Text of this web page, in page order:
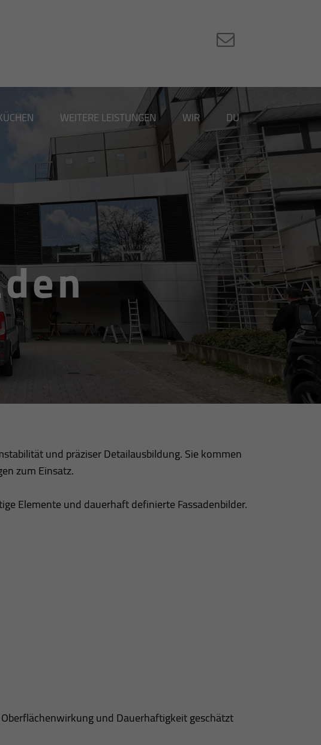
WEITERE LEISTUNGEN WIR DU
und präziser Detailausbildung. Sie kommen
zum Einsatz.
Elemente und dauerhaft definierte Fassadenbilder.
und Dauerhaftigkeit geschätzt